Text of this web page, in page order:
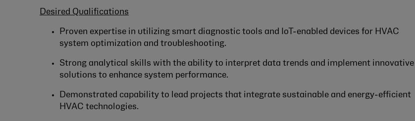
Desired Qualifications
Proven expertise in utilizing smart diagnostic tools and IoT-enabled devices for HVAC
system optimization and troubleshooting.
Strong analytical skills with the ability to interpret data trends and implement innovative
solutions to enhance system performance.
Demonstrated capability to lead projects that integrate sustainable and energy-efficient
HVAC technologies.